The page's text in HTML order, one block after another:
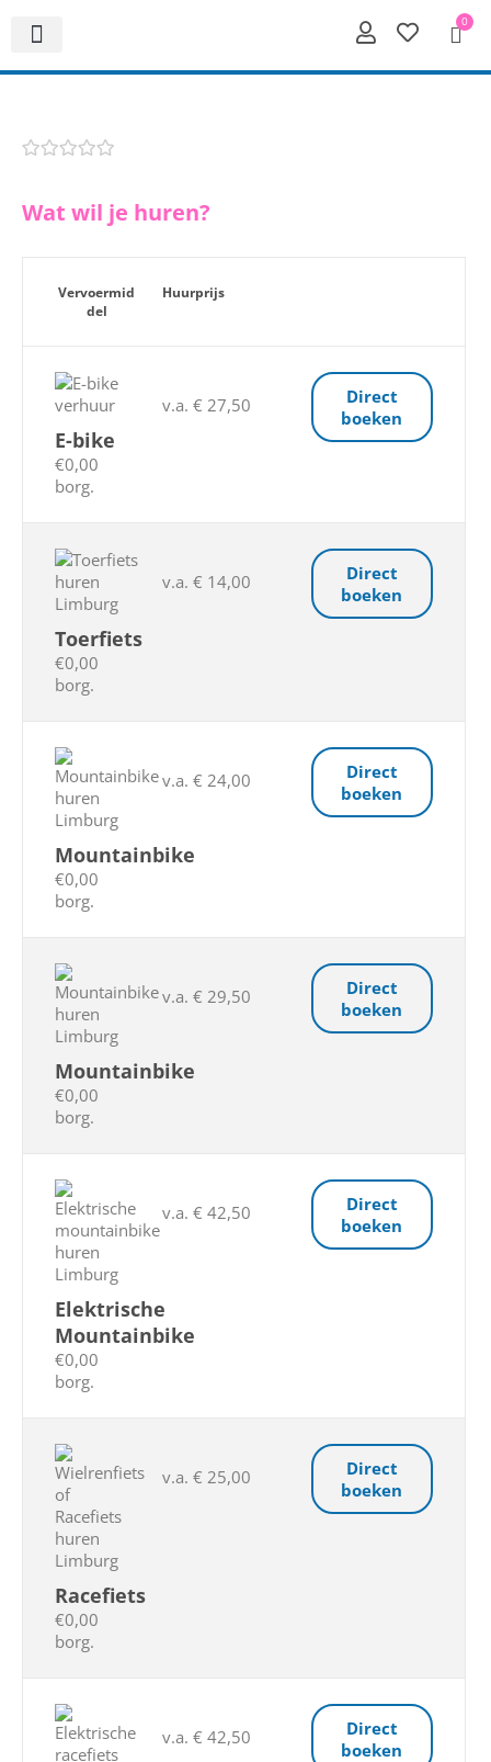
0
Wat wil je huren?
Vervoermid
del
Huurprijs
E-bike
€0,00
borg.
v.a. € 27,50
Direct
boeken
Toerfiets
€0,00
borg.
v.a. € 14,00
Direct
boeken
Mountainbike
€0,00
borg.
v.a. € 24,00
Direct
boeken
Mountainbike
€0,00
borg.
v.a. € 29,50
Direct
boeken
Elektrische
Mountainbike
€0,00
borg.
v.a. € 42,50
Direct
boeken
Racefiets
€0,00
borg.
v.a. € 25,00
Direct
boeken
v.a. € 42,50
Direct
boeken